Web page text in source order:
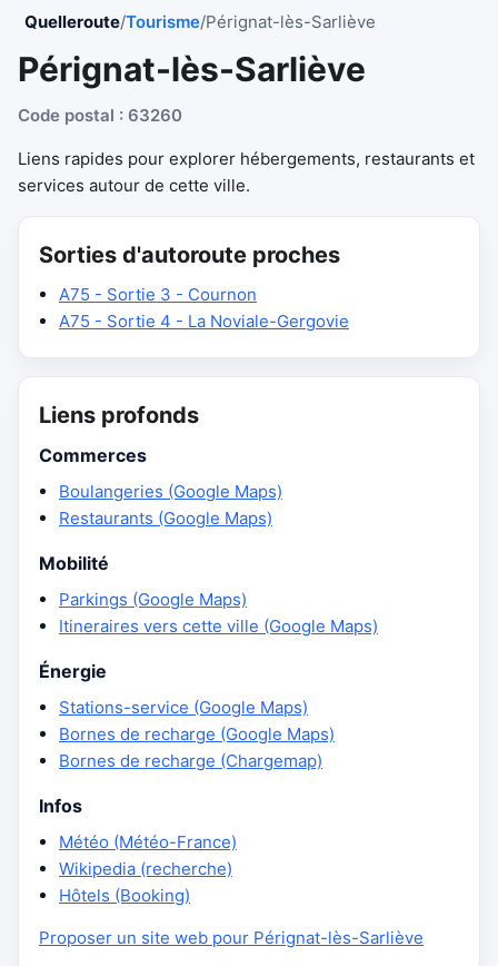
Quelleroute/Tourisme/Pérignat-lès-Sarliève
Pérignat-lès-Sarliève
Code postal : 63260
Liens rapides pour explorer hébergements, restaurants et
services autour de cette ville.
Sorties d'autoroute proches
A75 - Sortie 3 - Cournon
A75 - Sortie 4 - La Noviale-Gergovie
Liens profonds
Commerces
Boulangeries (Google Maps)
Restaurants (Google Maps)
Mobilité
Parkings (Google Maps)
Itineraires vers cette ville (Google Maps)
Énergie
Stations-service (Google Maps)
Bornes de recharge (Google Maps)
Bornes de recharge (Chargemap)
Infos
Météo (Météo-France)
Wikipedia (recherche)
Hôtels (Booking)
Proposer un site web pour Pérignat-lès-Sarliève